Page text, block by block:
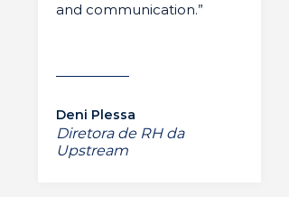
and communication.”
Deni Plessa
Diretora de RH da
Upstream